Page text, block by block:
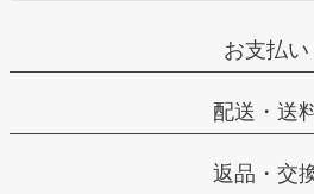
お支払い
配送・送
返品・交